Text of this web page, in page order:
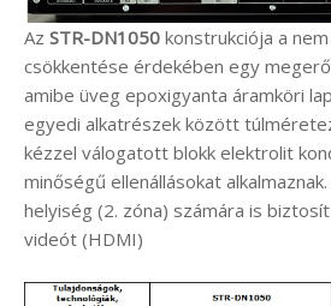
Az STR-DN1050 konstrukciója a
csökkentése érdekében egy
amibe üveg epoxigyanta áramköri
egyedi alkatrészek között
kézzel válogatott blokk elektrolit
minőségű ellenállásokat
helyiség (2. zóna) számára is
videót (HDMI)